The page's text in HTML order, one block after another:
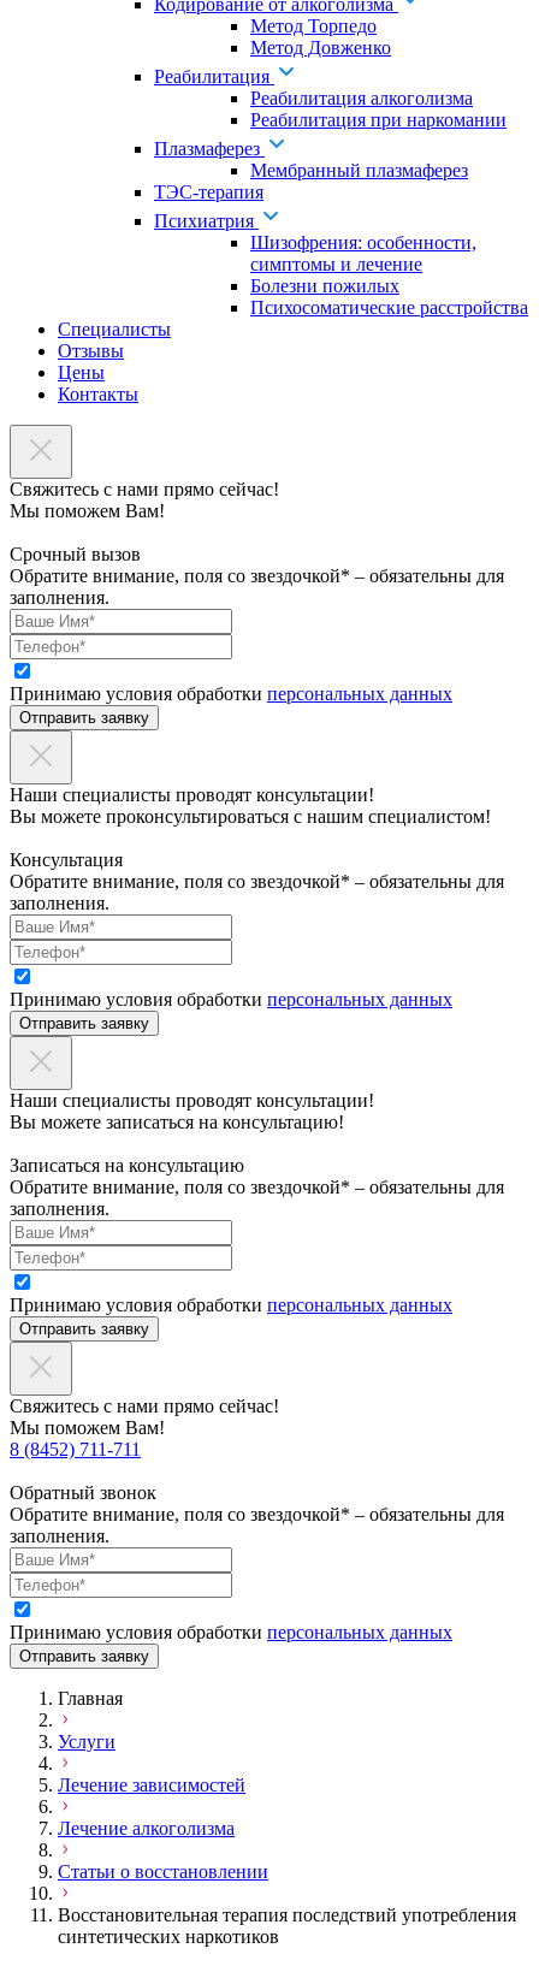
Кодирование от алкоголизма
Метод Торпедо
Метод Довженко
Реабилитация
Реабилитация алкоголизма
Реабилитация при наркомании
Плазмаферез
Мембранный плазмаферез
ТЭС-терапия
Психиатрия
Шизофрения: особенности,
симптомы и лечение
Болезни пожилых
Психосоматические расстройства
Специалисты
Отзывы
Цены
Контакты
Свяжитесь с нами прямо сейчас!
Мы поможем Вам!
Срочный вызов
Обратите внимание, поля со звездочкой* – обязательны для
заполнения.
Принимаю условия обработки персональных данных
Отправить заявку
Наши специалисты проводят консультации!
Вы можете проконсультироваться с нашим специалистом!
Консультация
Обратите внимание, поля со звездочкой* – обязательны для
заполнения.
Принимаю условия обработки персональных данных
Отправить заявку
Наши специалисты проводят консультации!
Вы можете записаться на консультацию!
Записаться на консультацию
Обратите внимание, поля со звездочкой* – обязательны для
заполнения.
Принимаю условия обработки персональных данных
Отправить заявку
Свяжитесь с нами прямо сейчас!
Мы поможем Вам!
8 (8452) 711-711
Обратный звонок
Обратите внимание, поля со звездочкой* – обязательны для
заполнения.
Принимаю условия обработки персональных данных
Отправить заявку
Главная
Услуги
Лечение зависимостей
Лечение алкоголизма
Статьи о восстановлении
Восстановительная терапия последствий употребления
синтетических наркотиков